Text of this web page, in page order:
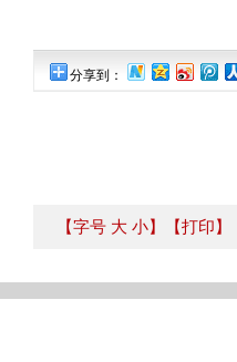
分享到：
【字号 大 小】 【打印】